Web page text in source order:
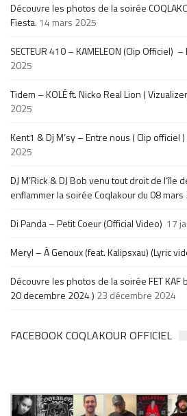
Découvre les photos de la soirée
Fiesta. 14 mars 2025
SECTEUR 410 – KAMELEON (Clip Officiel)
2025
Tidem – KOLÉ ft. Nicko Real Lion (
2025
Kent1 & Dj M’sy – Entre nous ( Clip officiel
2025
DJ M’Rick & DJ Bob venu tout droit de l’île
enflammer la soirée Coqlakour du 08 mars
Di Panda – Petit Coeur (Official Video) 17
Meryl – À Genoux (feat. Kalipsxau) (Lyric
Découvre les photos de la soirée FET KAF
20 decembre 2024 ) 23 décembre 2024
FACEBOOK COQLAKOUR OFFICIEL